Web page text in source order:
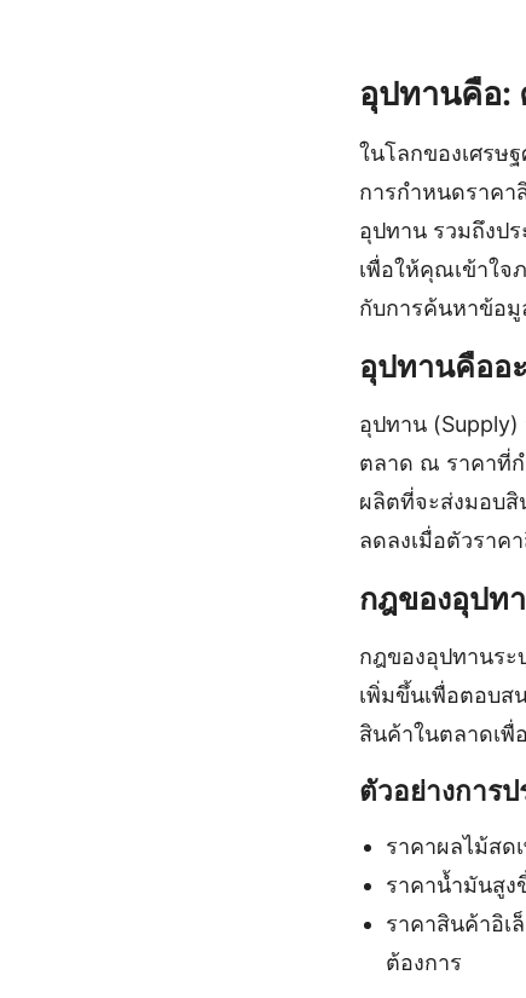
อุปทานคือ:
ในโลกของเศรษ
การกำหนดราค
อุปทาน รวมถึงป
เพื่อให้คุณเข้าใจ
กับการค้นหาข้อ
อุปทานคืออ
อุปทาน
ตลาด ณ ราคาที่ก
ผลิตที่จะส่งมอบสิ
ลดลงเมื่อตัวราค
กฎของอุปท
กฎของอุปทานระ
เพิ่มขึ้นเพื่อตอบส
สินค้าในตลาดเพื่
ตัวอย่างการ
ราคาผลไม้สด
ราคาน้ำมันสูง
ราคาสินค้าอิเ
ต้องการ